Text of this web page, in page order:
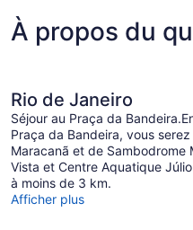
À propos du
Rio de Janeiro
Séjour au Praça da
Praça da Bandeira, vous
Maracanã et de Sambodrome
Vista et Centre Aquatique
à moins de 3 km.
Afficher plus